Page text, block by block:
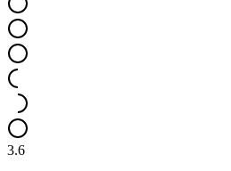
3.6